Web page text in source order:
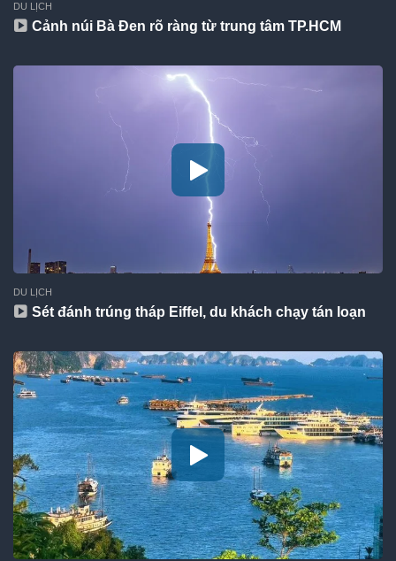
DU LỊCH
Cảnh núi Bà Đen rõ ràng từ trung tâm TP.HCM
DU LỊCH
Sét đánh trúng tháp Eiffel, du khách chạy tán loạn